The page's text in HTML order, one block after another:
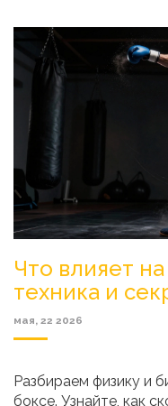
Что влияет
техника и
мая, 22 2026
Разбираем физику и
боксе. Узнайте, как